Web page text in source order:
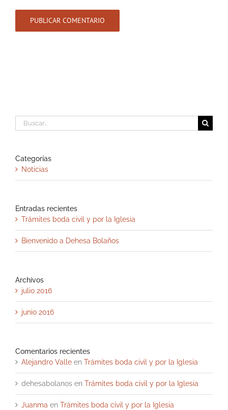
Buscar:
Categorías
Noticias
Entradas recientes
Trámites boda civil y por la Iglesia
Bienvenido a Dehesa Bolaños
Archivos
julio 2016
junio 2016
Comentarios recientes
Alejandro Valle en Trámites boda civil y por la Iglesia
dehesabolanos en Trámites boda civil y por la Iglesia
Juanma en Trámites boda civil y por la Iglesia